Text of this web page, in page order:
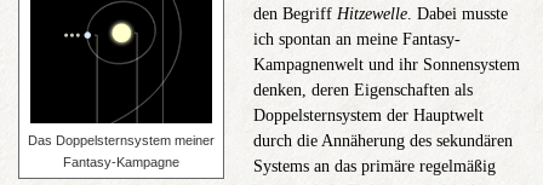
Das Doppelsternsystem meiner
Fantasy-Kampagne
den Begriff Hitzewelle. Dabei musste
ich spontan an meine Fantasy-
Kampagnenwelt und ihr Sonnensystem
denken, deren Eigenschaften als
Doppelsternsystem der Hauptwelt
durch die Annäherung des sekundären
Systems an das primäre regelmäßig